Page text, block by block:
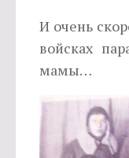
И очень
войсках
мамы…